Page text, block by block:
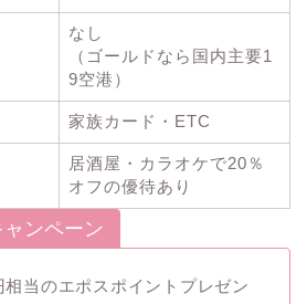
なし
（ゴールドなら国内主要1
9空港）
家族カード・ETC
居酒屋・カラオケで20％
オフの優待あり
ンペーン
当のエポスポイントプレゼン